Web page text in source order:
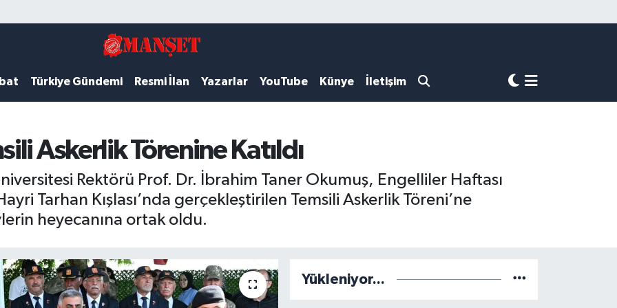
Türkiye Gündemi Resmi İlan Yazarlar YouTube Künye İletişim
Askerlik Törenine Katıldı
Rektörü Prof. Dr. İbrahim Taner Okumuş, Engelliler Haftası
Tarhan Kışlası’nda gerçekleştirilen Temsili Askerlik Töreni’ne
heyecanına ortak oldu.
Yükleniyor...